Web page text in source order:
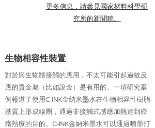
更多信息，請參見國家材料科學研
究所的新聞稿。
生物相容性裝置
對於與生物體接觸的應用，不太可能引起過敏反
應的貴金屬（比如說金）是有用的。一項研究案
例報道了使用C-INK金納米墨水在生物相容性樹脂
基質上形成線圈，通過非接觸式感應加熱達到癌
癥熱療的目的。C-INK金納米墨水可以通過噴墨打